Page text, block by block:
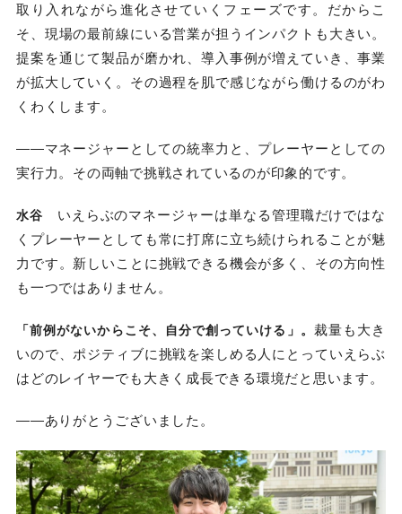
取り入れながら進化させていくフェーズです。だからこ
そ、現場の最前線にいる営業が担うインパクトも大きい。
提案を通じて製品が磨かれ、導入事例が増えていき、事業
が拡大していく。その過程を肌で感じながら働けるのがわ
くわくします。
――マネージャーとしての統率力と、プレーヤーとしての
実行力。その両軸で挑戦されているのが印象的です。
水谷 いえらぶのマネージャーは単なる管理職だけではな
くプレーヤーとしても常に打席に立ち続けられることが魅
力です。新しいことに挑戦できる機会が多く、その方向性
も一つではありません。
「前例がないからこそ、自分で創っていける」。 裁量も大き
いので、ポジティブに挑戦を楽しめる人にとっていえらぶ
はどのレイヤーでも大きく成長できる環境だと思います。
――ありがとうございました。